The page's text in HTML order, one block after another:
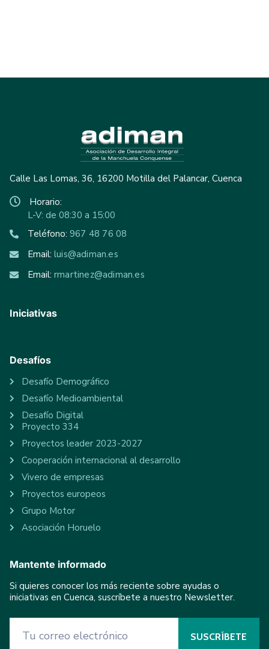
Calle Las Lomas, 36, 16200 Motilla del Palancar, Cuenca
Horario:
L-V: de 08:30 a 15:00
Teléfono: 967 48 76 08
Email: luis@adiman.es
Email: rmartinez@adiman.es
Iniciativas
Desafíos
Desafío Demográfico
Desafío Medioambiental
Desafío Digital
Proyecto 334
Proyectos leader 2023-2027
Cooperación internacional al desarrollo
Vivero de empresas
Proyectos europeos
Grupo Motor
Asociación Horuelo
Mantente informado
Si quieres conocer los más reciente sobre ayudas o
iniciativas en Cuenca, suscríbete a nuestro Newsletter.